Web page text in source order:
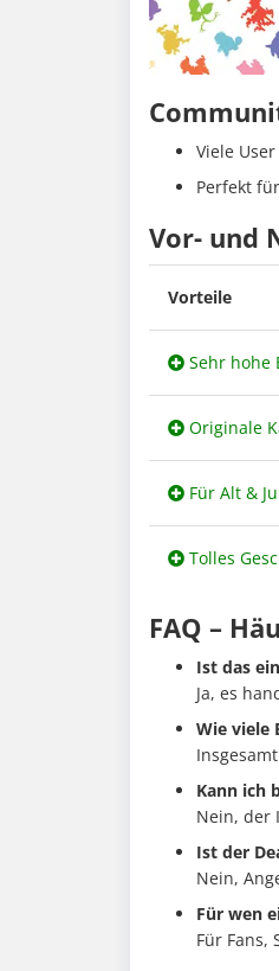
Viele
Perfekt
Vor- und
Vorteile
Sehr hohe
Originale
Für Alt &
Tolles
FAQ –
Ist das
Ja, es
Wie viele
Kann ich
Nein, der
Ist der
Nein,
Für wen
Für Fans,